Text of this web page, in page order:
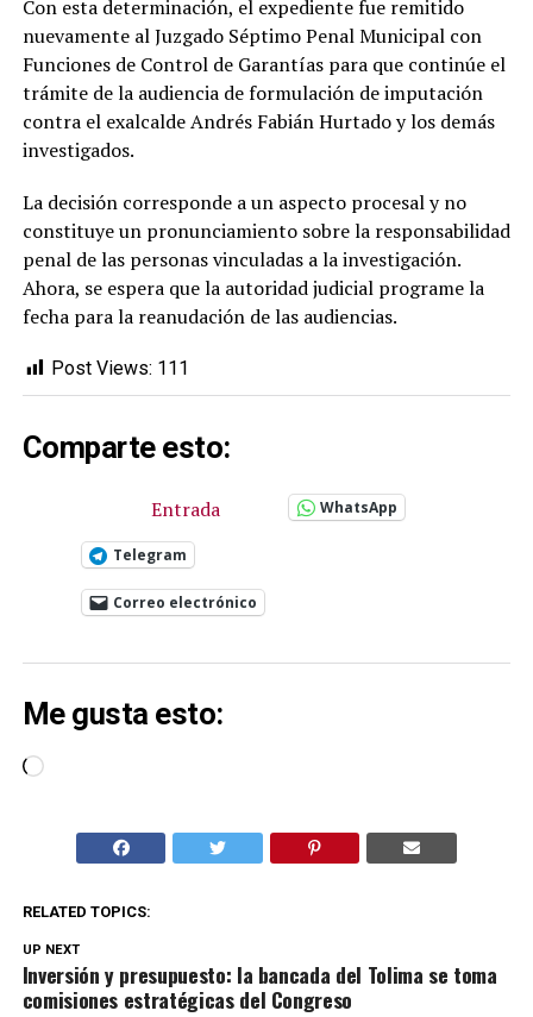
Con esta determinación, el expediente fue remitido
nuevamente al Juzgado Séptimo Penal Municipal con
Funciones de Control de Garantías para que continúe el
trámite de la audiencia de formulación de imputación
contra el exalcalde Andrés Fabián Hurtado y los demás
investigados.
La decisión corresponde a un aspecto procesal y no
constituye un pronunciamiento sobre la responsabilidad
penal de las personas vinculadas a la investigación.
Ahora, se espera que la autoridad judicial programe la
fecha para la reanudación de las audiencias.
Post Views: 111
Comparte esto:
Entrada WhatsApp
Telegram
Correo electrónico
Me gusta esto:
Cargando...
RELATED TOPICS:
UP NEXT
Inversión y presupuesto: la bancada del Tolima se toma
comisiones estratégicas del Congreso